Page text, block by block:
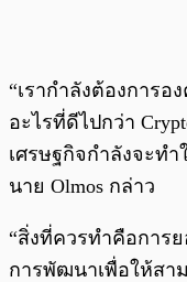
“เรากำลังต้องการอ
อะไรที่ดีไปกว่า
เศรษฐกิจกำลังจะท
นาย Olmos กล่าว
“สิ่งที่ควรทำคือการ
การพัฒนาเพื่อให้สา